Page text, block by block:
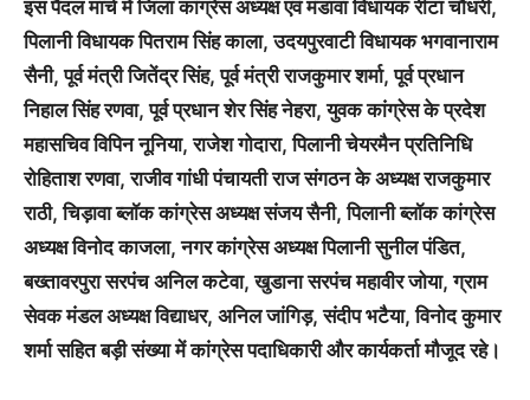
इस पैदल मार्च में जिला कांग्रेस अध्यक्ष एवं मंडावा विधायक रीटा चौधरी,
पिलानी विधायक पितराम सिंह काला, उदयपुरवाटी विधायक भगवानाराम
सैनी, पूर्व मंत्री जितेंद्र सिंह, पूर्व मंत्री राजकुमार शर्मा, पूर्व प्रधान
निहाल सिंह रणवा, पूर्व प्रधान शेर सिंह नेहरा, युवक कांग्रेस के प्रदेश
महासचिव विपिन नूनिया, राजेश गोदारा, पिलानी चेयरमैन प्रतिनिधि
रोहिताश रणवा, राजीव गांधी पंचायती राज संगठन के अध्यक्ष राजकुमार
राठी, चिड़ावा ब्लॉक कांग्रेस अध्यक्ष संजय सैनी, पिलानी ब्लॉक कांग्रेस
अध्यक्ष विनोद काजला, नगर कांग्रेस अध्यक्ष पिलानी सुनील पंडित,
बख्तावरपुरा सरपंच अनिल कटेवा, खुडाना सरपंच महावीर जोया, ग्राम
सेवक मंडल अध्यक्ष विद्याधर, अनिल जांगिड़, संदीप भटैया, विनोद कुमार
शर्मा सहित बड़ी संख्या में कांग्रेस पदाधिकारी और कार्यकर्ता मौजूद रहे।